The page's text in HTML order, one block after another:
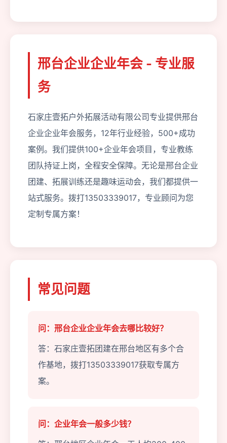
邢台企业企业年会 - 专业服
务
石家庄壹拓户外拓展活动有限公司专业提供邢台
企业企业年会服务，12年行业经验，500+成功
案例。我们提供100+企业年会项目，专业教练
团队持证上岗，全程安全保障。无论是邢台企业
团建、拓展训练还是趣味运动会，我们都提供一
站式服务。拨打13503339017，专业顾问为您
定制专属方案！
常见问题
问：邢台企业企业年会去哪比较好？
答：石家庄壹拓团建在邢台地区有多个合
作基地，拨打13503339017获取专属方
案。
问：企业年会一般多少钱？